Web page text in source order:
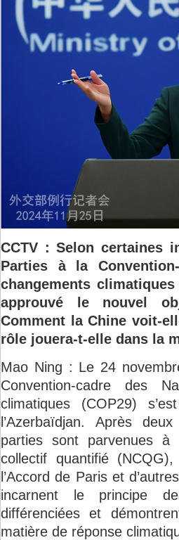
CCTV : Selon certaines
Parties à la
changements
approuvé le nouvel
Comment la Chine voit-
rôle jouera-t-elle dans la
Mao Ning : Le 24
Convention-cadre des
climatiques (COP29)
l’Azerbaïdjan. Après
parties sont parvenues
collectif quantifié
l’Accord de Paris et
incarnent le principe
différenciées et
matière de réponse